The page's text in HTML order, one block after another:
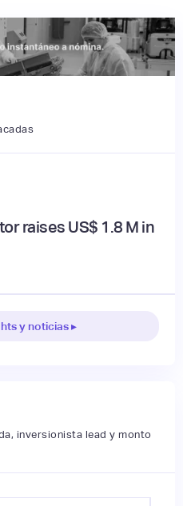
raises US$ 1.8 M in
y noticias ▸
inversionista lead y monto